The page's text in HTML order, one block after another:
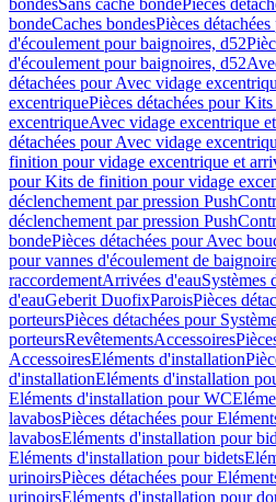
bondesSans cache bondePièces
bondeCaches bondesPièces
d'écoulement pour baignoires, d52
d'écoulement pour baignoires, d52
détachées pour Avec vidage
excentriquePièces détachées pour
excentriqueAvec vidage excentrique
détachées pour Avec vidage
finition pour vidage excentrique et
pour Kits de finition pour vidage
déclenchement par pression
déclenchement par pression
bondePièces détachées pour Avec
pour vannes d'écoulement de
raccordementArrivées d'eauSystèmes
d'eauGeberit DuofixParoisPièces
porteursPièces détachées pour
porteursRevêtementsAccessoires
AccessoiresEléments d'installation
d'installationEléments d'installation
Eléments d'installation pour WC
lavabosPièces détachées pour
lavabosEléments d'installation pour
Eléments d'installation pour bidets
urinoirsPièces détachées pour
urinoirsEléments d'installation pour